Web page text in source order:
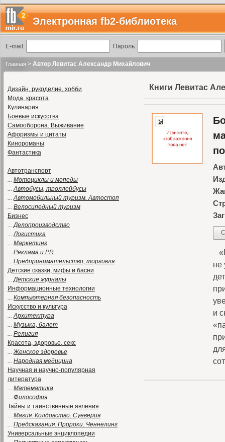
Электронная fb2-библиотека
E-mail: Пароль:
Главная > Автор Левитас Александр Михайлович
Дизайн, рукоделие, хобби
Мода, красота
Кулинария
Боевые искусства
Самооборона. Выживание
Афоризмы и цитаты
Кинороманы
Фантастика
Автотранспорт
... Мотоциклы и мопеды
...Автобусы, троллейбусы
...Автомобильный туризм. Автостоп
... Велосипедный туризм
Бизнес
...Делопроизводство
...Логистика
... Маркетинг
... Реклама и PR
... Предпринимательство, торговля
Детские сказки, мифы и басни
...Детские журналы
Информационные технологии
... Компьютерная безопасность
Искусство и культура
...Архитектура
... Музыка, балет
... Религия
Красота, здоровье, секс
...Женское здоровье
... Народная медицина
Научная и научно-популярная
литература
... Математика
... Философия
Тайны и таинственные явления
... Магия. Колдовство. Суеверия
... Предсказания. Пророки. Ченнелинг
Универсальные энциклопедии
Книги Левитас
не
и